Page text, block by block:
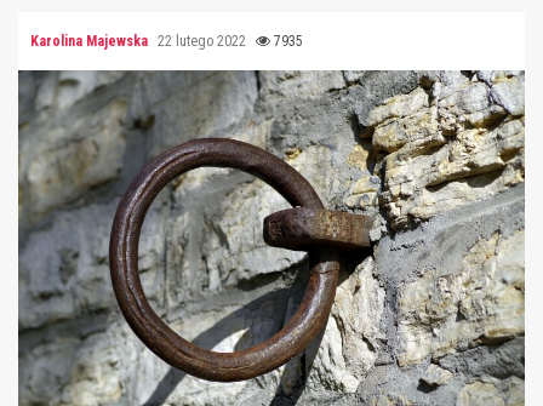
Karolina Majewska 22 lutego 2022 7935